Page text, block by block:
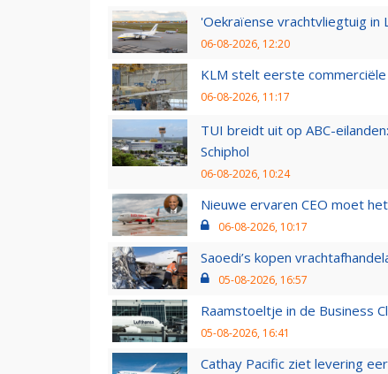
'Oekraïense vrachtvliegtuig in
06-08-2026, 12:20
KLM stelt eerste
06-08-2026, 11:17
TUI breidt uit op ABC-
Schiphol
06-08-2026, 10:24
Nieuwe ervaren CEO moet
06-08-2026, 10:17
Saoedi’s kopen
05-08-2026, 16:57
Raamstoeltje in de Business
05-08-2026, 16:41
Cathay Pacific ziet levering